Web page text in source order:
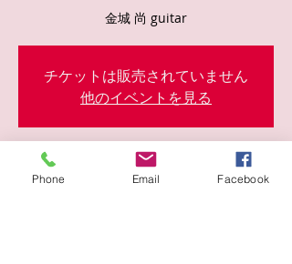
金城 尚 guitar
チケットは販売されていません
他のイベントを見る
日時・場所
Phone Email Facebook